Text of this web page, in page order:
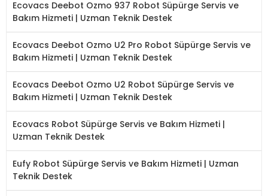
Ecovacs Deebot Ozmo 937 Robot Süpürge Servis ve
Bakım Hizmeti | Uzman Teknik Destek
Ecovacs Deebot Ozmo U2 Pro Robot Süpürge Servis ve
Bakım Hizmeti | Uzman Teknik Destek
Ecovacs Deebot Ozmo U2 Robot Süpürge Servis ve
Bakım Hizmeti | Uzman Teknik Destek
Ecovacs Robot Süpürge Servis ve Bakım Hizmeti |
Uzman Teknik Destek
Eufy Robot Süpürge Servis ve Bakım Hizmeti | Uzman
Teknik Destek